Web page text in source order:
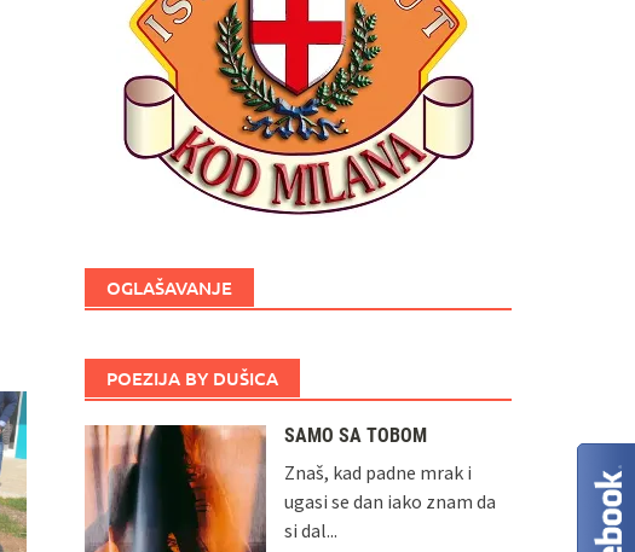
OGLAŠAVANJE
POEZIJA BY DUŠICA
SAMO SA TOBOM
Znaš, kad padne mrak i
ugasi se dan iako znam da
si dal...